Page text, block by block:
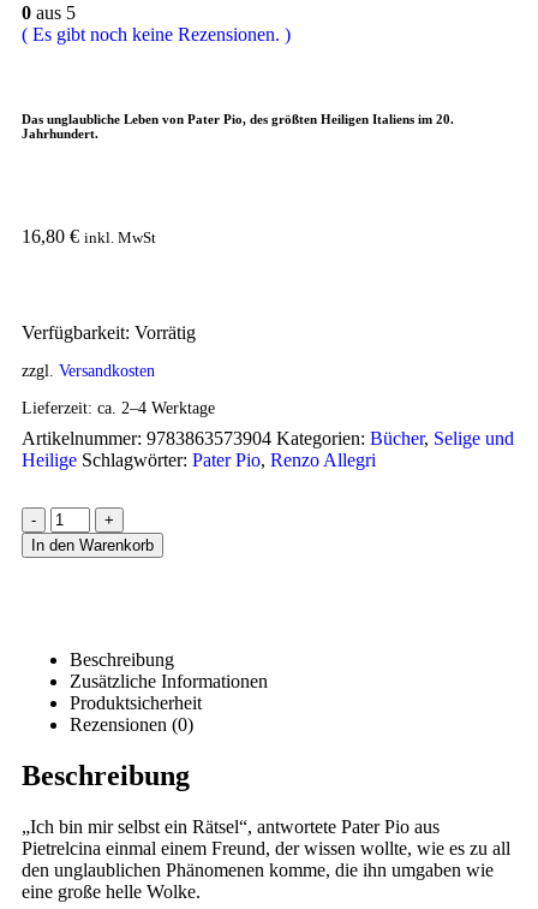
0 aus 5
( Es gibt noch keine Rezensionen. )
Das unglaubliche Leben von Pater Pio, des größten Heiligen Italiens im 20.
Jahrhundert.
16,80 € inkl. MwSt
Verfügbarkeit: Vorrätig
zzgl. Versandkosten
Lieferzeit: ca. 2–4 Werktage
Artikelnummer: 9783863573904 Kategorien: Bücher, Selige und
Heilige Schlagwörter: Pater Pio, Renzo Allegri
-
+
In den Warenkorb
Beschreibung
Zusätzliche Informationen
Produktsicherheit
Rezensionen (0)
Beschreibung
„Ich bin mir selbst ein Rätsel“, antwortete Pater Pio aus
Pietrelcina einmal einem Freund, der wissen wollte, wie es zu all
den unglaublichen Phänomenen komme, die ihn umgaben wie
eine große helle Wolke.